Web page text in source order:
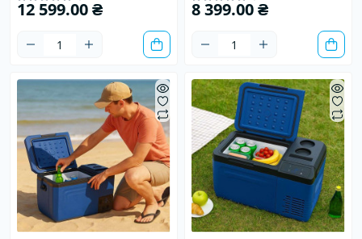
12 599.00 ₴ 8 399.00 ₴